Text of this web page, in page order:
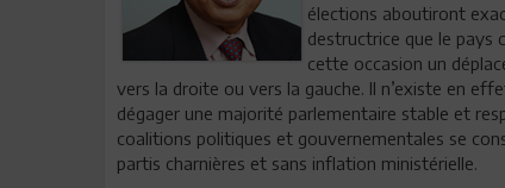
élections aboutiront
destructrice que le pays
cette occasion un
vers la droite ou vers la gauche. Il n’existe en
dégager une majorité parlementaire stable et
coalitions politiques et gouvernementales se
partis charnières et sans inflation ministérielle.